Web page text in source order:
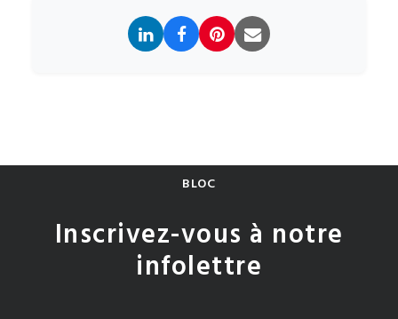
BLOC
Inscrivez-vous à notre
infolettre